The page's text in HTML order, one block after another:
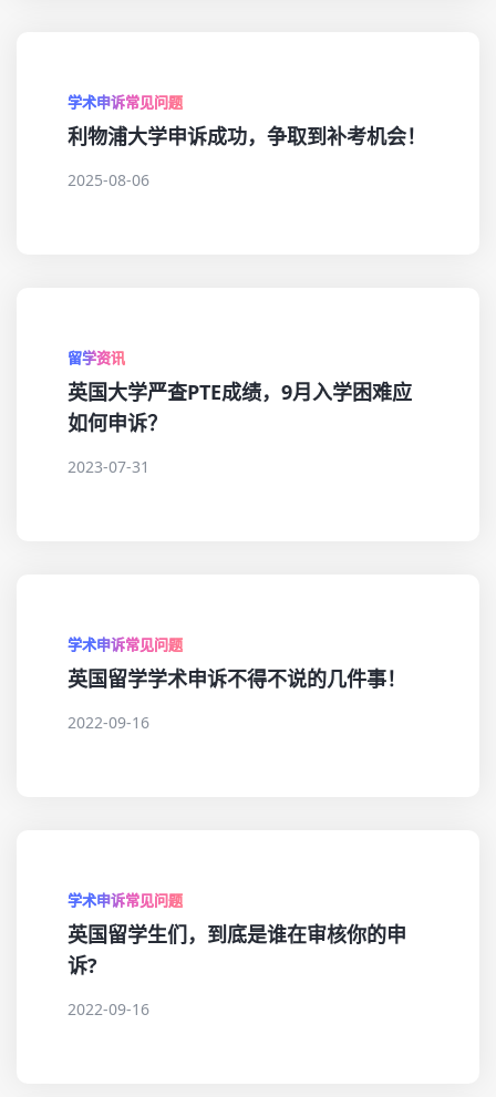
学术申诉常见问题
利物浦大学申诉成功，争取到补考机会！
2025-08-06
留学资讯
英国大学严查PTE成绩，9月入学困难应
如何申诉？
2023-07-31
学术申诉常见问题
英国留学学术申诉不得不说的几件事！
2022-09-16
学术申诉常见问题
英国留学生们，到底是谁在审核你的申
诉?
2022-09-16